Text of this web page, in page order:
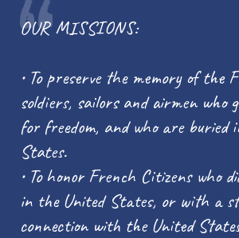
OUR MISSIONS:
• To preserve the memory of the
soldiers, sailors and airmen who
for freedom, and who are buried
States.
• To honor French Citizens who
in the United States, or with a
connection with the United